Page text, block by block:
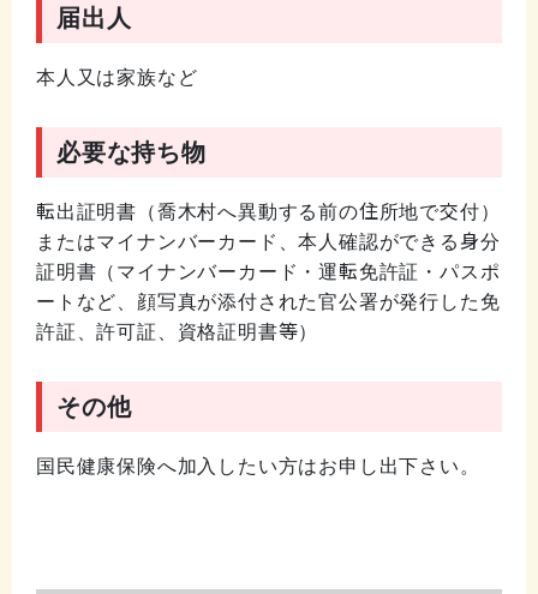
届出人
本人又は家族など
必要な持ち物
転出証明書（喬木村へ異動する前の住所地で交付）
またはマイナンバーカード、本人確認ができる身分
証明書（マイナンバーカード・運転免許証・パスポ
ートなど、顔写真が添付された官公署が発行した免
許証、許可証、資格証明書等）
その他
国民健康保険へ加入したい方はお申し出下さい。